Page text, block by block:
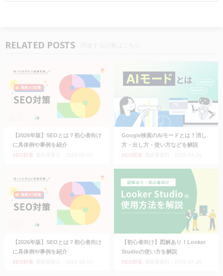
RELATED POSTS
【2026年版】SEOとは？初心者向け
に具体例や事例を紹介
SEO対策
Google検索のAIモードとは？消し
方・出し方・使い方などを解説
SEO対策
【2026年版】SEOとは？初心者向け
に具体例や事例を紹介
SEO対策
【初心者向け】図解あり！Looker
Studioの使い方を解説
SEO対策